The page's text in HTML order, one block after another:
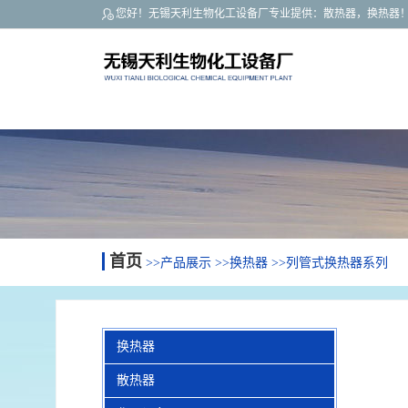
您好！无锡天利生物化工设备厂专业提供： 散热器， 换热器
首页 >>产品展示 >>换热器 >>列管式换热器系列
换热器
散热器